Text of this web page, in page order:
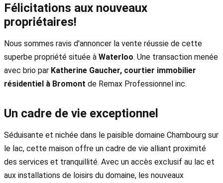
Félicitations aux nouveaux
propriétaires!
Nous sommes ravis d'annoncer la vente réussie de cette
superbe propriété située à Waterloo. Une transaction menée
avec brio par Katherine Gaucher, courtier immobilier
résidentiel à Bromont de Remax Professionnel inc.
Un cadre de vie exceptionnel
Séduisante et nichée dans le paisible domaine Chambourg sur
le lac, cette maison offre un cadre de vie alliant proximité
des services et tranquillité. Avec un accès exclusif au lac et
aux installations de loisirs du domaine, les nouveaux